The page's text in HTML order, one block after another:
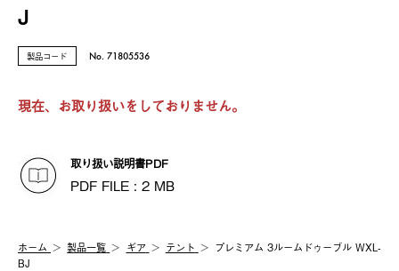
J
製品コード No. 71805536
現在、お取り扱いをしておりません。
取り扱い説明書PDF
PDF FILE : 2 MB
ホーム 製品⼀覧 ギア テント
プレミアム 3ルームドゥーブル WXL-
BJ